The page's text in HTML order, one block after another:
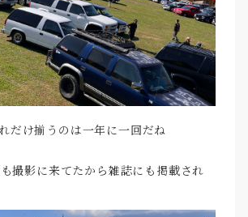
だけ揃うのは一年に一回だね
撮影に来てたから雑誌にも掲載され